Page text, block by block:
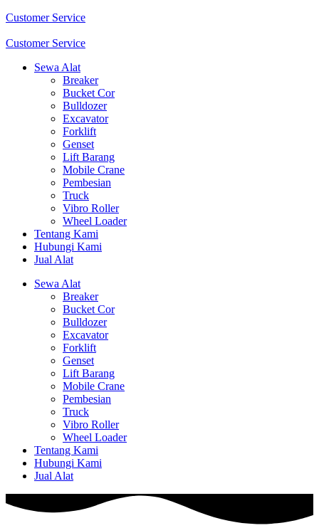
Customer Service
Customer Service
Sewa Alat
Breaker
Bucket Cor
Bulldozer
Excavator
Forklift
Genset
Lift Barang
Mobile Crane
Pembesian
Truck
Vibro Roller
Wheel Loader
Tentang Kami
Hubungi Kami
Jual Alat
Sewa Alat
Breaker
Bucket Cor
Bulldozer
Excavator
Forklift
Genset
Lift Barang
Mobile Crane
Pembesian
Truck
Vibro Roller
Wheel Loader
Tentang Kami
Hubungi Kami
Jual Alat